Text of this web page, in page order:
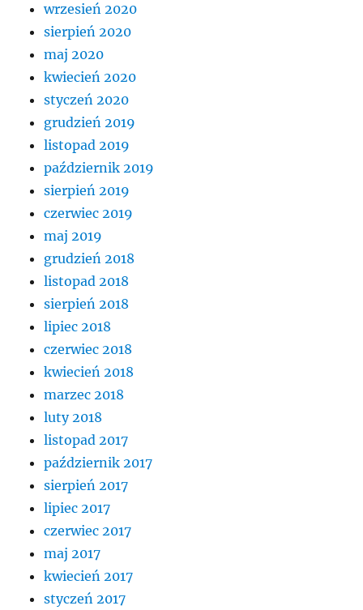
wrzesień 2020
sierpień 2020
maj 2020
kwiecień 2020
styczeń 2020
grudzień 2019
listopad 2019
październik 2019
sierpień 2019
czerwiec 2019
maj 2019
grudzień 2018
listopad 2018
sierpień 2018
lipiec 2018
czerwiec 2018
kwiecień 2018
marzec 2018
luty 2018
listopad 2017
październik 2017
sierpień 2017
lipiec 2017
czerwiec 2017
maj 2017
kwiecień 2017
styczeń 2017